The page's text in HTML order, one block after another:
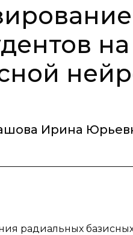
Ирина
радиальных